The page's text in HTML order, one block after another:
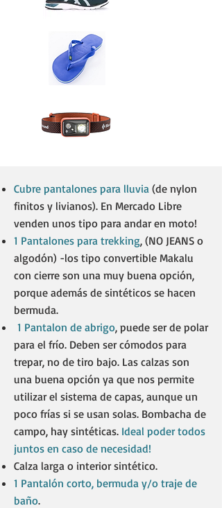
Cubre pantalones para lluvia (de nylon
finitos y livianos). En Mercado Libre
venden unos tipo para andar en moto!
1 Pantalones para trekking, (NO JEANS o
algodón) -los tipo convertible Makalu
con cierre son una muy buena opción,
porque además de sintéticos se hacen
bermuda.
1 Pantalon de abrigo, puede ser de polar
para el frío. Deben ser cómodos para
trepar, no de tiro bajo. Las calzas son
una buena opción ya que nos permite
utilizar el sistema de capas, aunque un
poco frías si se usan solas. Bombacha de
campo, hay sintéticas. Ideal poder todos
juntos en caso de necesidad!
Calza larga o interior sintético. ​
1 Pantalón corto, bermuda y/o traje de
baño.